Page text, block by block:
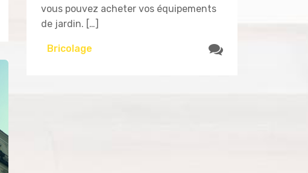
vous pouvez acheter vos équipements
de jardin. […]
Bricolage